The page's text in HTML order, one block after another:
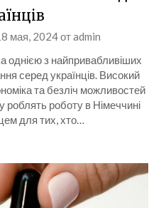
мая, 2024отadmin
однією з найпривабливіших
серед українців. Високий
та безліч можливостей
роблять роботу в Німеччині
для тих, хто…